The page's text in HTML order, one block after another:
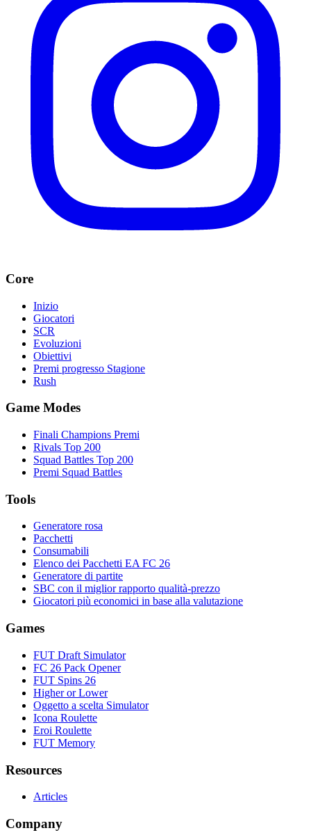
Core
Inizio
Giocatori
SCR
Evoluzioni
Obiettivi
Premi progresso Stagione
Rush
Game Modes
Finali Champions Premi
Rivals Top 200
Squad Battles Top 200
Premi Squad Battles
Tools
Generatore rosa
Pacchetti
Consumabili
Elenco dei Pacchetti EA FC 26
Generatore di partite
SBC con il miglior rapporto qualità-prezzo
Giocatori più economici in base alla valutazione
Games
FUT Draft Simulator
FC 26 Pack Opener
FUT Spins 26
Higher or Lower
Oggetto a scelta Simulator
Icona Roulette
Eroi Roulette
FUT Memory
Resources
Articles
Company